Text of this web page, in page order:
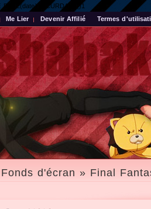
DATE(date) = CURDATE()1
Me Lier Devenir Affilié Termes
Fonds d'écran » Final